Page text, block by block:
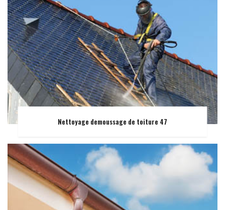
Nettoyage demoussage de toiture 47